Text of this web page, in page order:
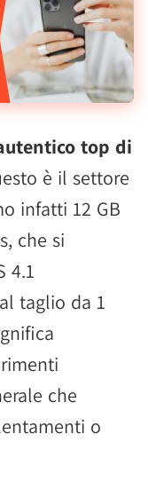
top di
è il settore
infatti 12 GB
che si
4.1
taglio da 1
che
o